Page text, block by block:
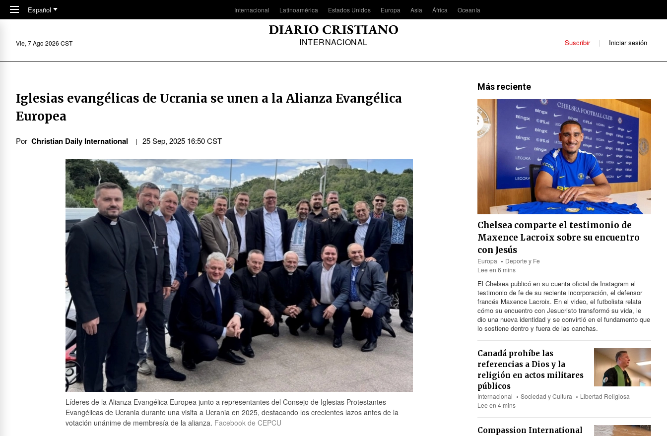
Skip to main content
Español Internacional Latinoamérica Estados Unidos Europa Asia África Oceanía
INTERNACIONAL
Vie, 7 Ago 2026 CST Suscribir Iniciar sesión
Iglesias evangélicas de Ucrania se unen a la Alianza Evangélica
Europea
Por Christian Daily International 25 Sep, 2025 16:50 CST
Líderes de la Alianza Evangélica Europea junto a representantes del Consejo de Iglesias Protestantes
Evangélicas de Ucrania durante una visita a Ucrania en 2025, destacando los crecientes lazos antes de la
votación unánime de membresía de la alianza. Facebook de CEPCU
Más reciente
Chelsea comparte el testimonio de
Maxence Lacroix sobre su encuentro
con Jesús
Europa
Deporte y Fe
Lee en 6 mins
El Chelsea publicó en su cuenta oficial de Instagram el
testimonio de fe de su reciente incorporación, el defensor
francés Maxence Lacroix. En el video, el futbolista relata
cómo su encuentro con Jesucristo transformó su vida, le
dio una nueva identidad y se convirtió en el fundamento que
lo sostiene dentro y fuera de las canchas.
Canadá prohíbe las
referencias a Dios y la
religión en actos militares
públicos
Internacional Sociedad y Cultura
Libertad Religiosa
Lee en 4 mins
Compassion International